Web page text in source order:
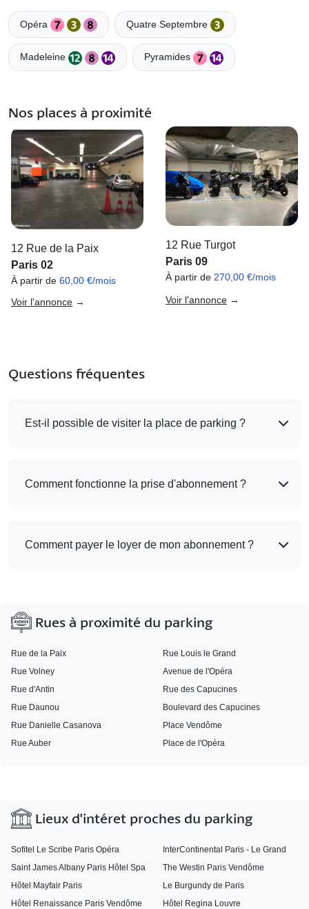
Opéra Quatre Septembre
Madeleine Pyramides
Nos places à proximité
12 Rue de la Paix
Paris 02
À partir de 60,00 €/mois
Voir l'annonce →
12 Rue Turgot
Paris 09
À partir de 270,00 €/mois
Voir l'annonce →
Questions fréquentes
Est-il possible de visiter la place de parking ?
Comment fonctionne la prise d'abonnement ?
Comment payer le loyer de mon abonnement ?
Rues à proximité du parking
Rue de la Paix
Rue Louis le Grand
Rue Volney
Avenue de l'Opéra
Rue d'Antin
Rue des Capucines
Rue Daunou
Boulevard des Capucines
Rue Danielle Casanova
Place Vendôme
Rue Auber
Place de l'Opéra
Lieux d'intéret proches du parking
Sofitel Le Scribe Paris Opéra
InterContinental Paris - Le Grand
Saint James Albany Paris Hôtel Spa
The Westin Paris Vendôme
Hôtel Mayfair Paris
Le Burgundy de Paris
Hôtel Renaissance Paris Vendôme
Hôtel Regina Louvre